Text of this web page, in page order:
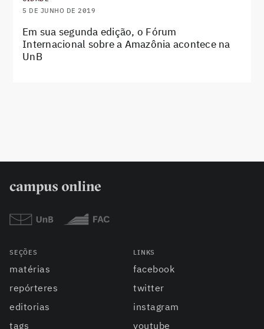
5 DE JUNHO DE 2019
Em sua segunda edição, o Fórum
Internacional sobre a Amazônia acontece na
UnB
SEÇÕES
matérias
repórteres
editorias
tags
LINKS
facebook
twitter
instagram
youtube